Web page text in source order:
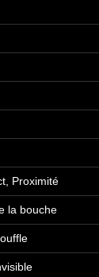
Proximité
la bouche